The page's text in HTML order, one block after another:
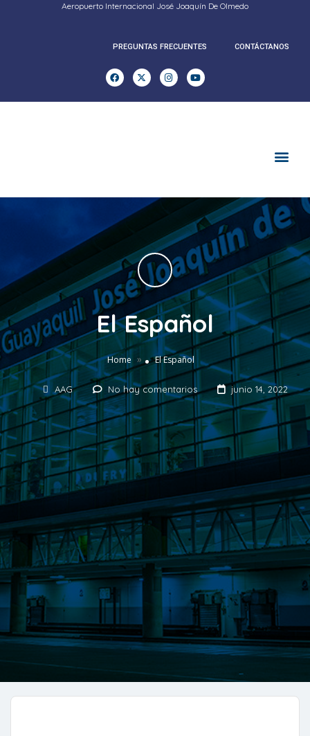
Aeropuerto Internacional José Joaquín De Olmedo
PREGUNTAS FRECUENTES CONTÁCTANOS
El Español
Home » El Español
AAG No hay comentarios junio 14, 2022